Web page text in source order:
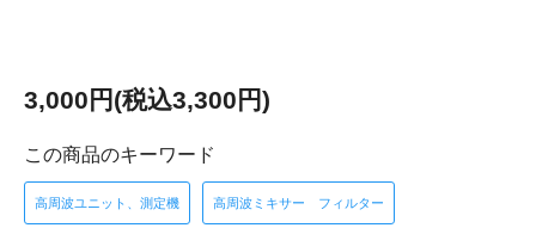
3,000円(税込3,300円)
この商品のキーワード
高周波ユニット、測定機 高周波ミキサー フィルター